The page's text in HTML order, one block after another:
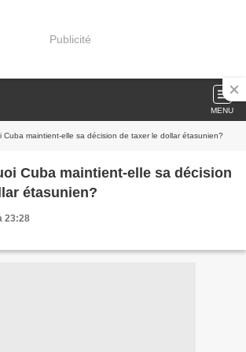
Publicité
MENU
Cuba maintient-elle sa décision de taxer le dollar étasunien?
Cuba maintient-elle sa décision
étasunien?
23:28